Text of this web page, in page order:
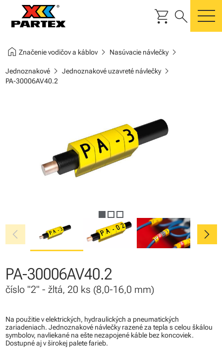
shopping_cart search
home Značenie vodičov a káblovchevron_right Nasúvacie návlečkychevron_right
Jednoznakovéchevron_right Jednoznakové uzavreté návlečkychevron_right
PA-30006AV40.2
chevron_left chevron_right
PA-30006AV40.2
číslo "2" - žltá, 20 ks (8,0-16,0 mm)
Na použitie v elektrických, hydraulických a pneumatických
zariadeniach. Jednoznakové návlečky razené za tepla s celou škálou
symbolov, navliekané na ešte nezapojené káble bez koncoviek.
Dostupné aj v širokej palete farieb.